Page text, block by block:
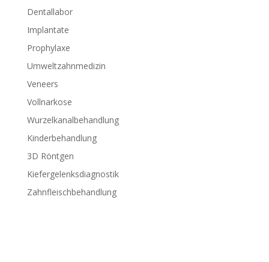
Dentallabor
Implantate
Prophylaxe
Umweltzahnmedizin
Veneers
Vollnarkose
Wurzelkanalbehandlung
Kinderbehandlung
3D Röntgen
Kiefergelenksdiagnostik
Zahnfleischbehandlung